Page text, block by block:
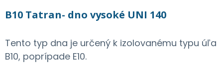
B10 Tatran- dno vysoké UNI 140
Tento typ dna je určený k izolovanému typu úľa
B10, poprípade E10.